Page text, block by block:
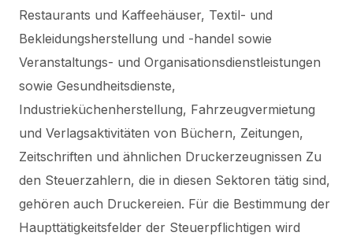
Restaurants und Kaffeehäuser, Textil- und
Bekleidungsherstellung und -handel sowie
Veranstaltungs- und Organisationsdienstleistungen
sowie Gesundheitsdienste,
Industrieküchenherstellung, Fahrzeugvermietung
und Verlagsaktivitäten von Büchern, Zeitungen,
Zeitschriften und ähnlichen Druckerzeugnissen Zu
den Steuerzahlern, die in diesen Sektoren tätig sind,
gehören auch Druckereien. Für die Bestimmung der
Haupttätigkeitsfelder der Steuerpflichtigen wird